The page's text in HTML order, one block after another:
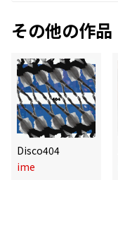
その他の作品
Disco404
ime